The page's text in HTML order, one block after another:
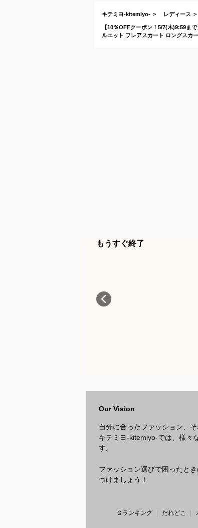
キテミヨ-kitemiyo- レディース
【10％OFFクーポン！5/7(木)9:59ま
ルエット フレアスカート ロングスカ
もうすぐ終了
Our Vision
自分に合ったファッション、
キテミヨ-kitemiyo-では、様々
す。
ファッション選びで困ったと
つけましょう！
Ｇランキング だれどこ